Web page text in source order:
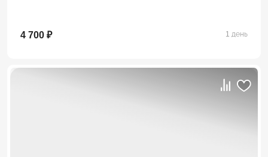
4 700 ₽ 1 день